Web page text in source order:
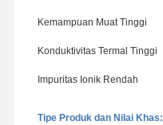
Kemampuan Muat Tinggi
Konduktivitas Termal Tinggi
Impuritas Ionik Rendah
Tipe Produk dan Nilai Khas: